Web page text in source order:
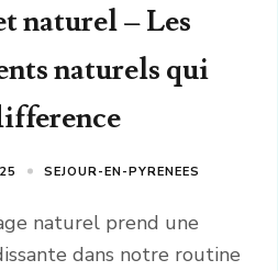
naturel – Les
naturels qui
SEJOUR-EN-PYRENEES
naturel prend une
dans notre routine